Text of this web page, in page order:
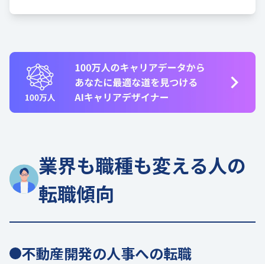
業界も職種も変える人の
転職傾向
不動産開発の人事への転職